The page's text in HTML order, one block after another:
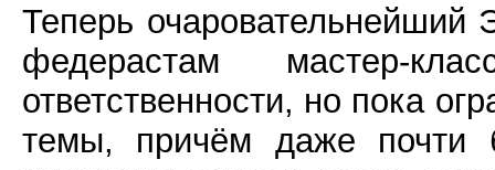
Теперь очаровательнейший
федерастам мастер-
ответственности, но пока
темы, причём даже почти